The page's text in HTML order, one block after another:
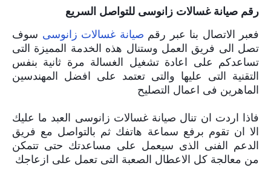
رقم صيانة غسالات زانوسى للتواصل السريع
فعبر الاتصال بنا عبر رقم صيانة غسالات زانوسى سوف
تصل الى فريق العمل وستنال هذه الخدمة المميزة التى
تساعدكم على اعادة تشغيل الغسالة مرة ثانية بنفس
التقنية التى عليها والتى تعتمد على افضل المهندسين
الماهرين فى اعمال التصليح
فاذا اردت ان تنال صيانة غسالات زانوسى العبد ما عليك
الا ان تقوم برفع سماعة هاتفك ثم بالتواصل مع فريق
الدعم الفنى الذى سيعمل على مساعدتك حتى تتمكن
من معالجة كل الاعطال الصعبة التى تعمل على ازعاجك